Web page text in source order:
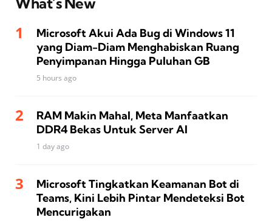
Microsoft Akui Ada Bug di Windows 11
yang Diam-Diam Menghabiskan Ruang
Penyimpanan Hingga Puluhan GB
5 hours ago
RAM Makin Mahal, Meta Manfaatkan
DDR4 Bekas Untuk Server AI
1 day ago
Microsoft Tingkatkan Keamanan Bot di
Teams, Kini Lebih Pintar Mendeteksi Bot
Mencurigakan